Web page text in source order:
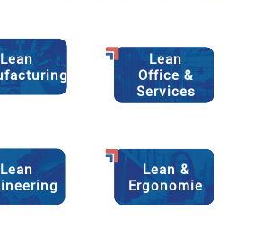
Lean
Lean
Office &
Services
Lean
Lean &
Ergonomie